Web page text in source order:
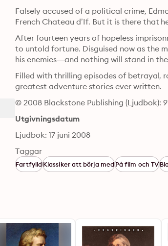
Falsely accused of a political crime,
French Chateau d’If. But it is there that
After fourteen years of hopeless
to untold fortune. Disguised now as the
his enemies—and nothing will stand in
Filled with thrilling episodes of betrayal,
greatest adventure stories ever written.
© 2008 Blackstone Publishing (Ljudbok):
Utgivningsdatum
Ljudbok: 17 juni 2008
Taggar
FartfylldKlassiker att börja medPå film och TV